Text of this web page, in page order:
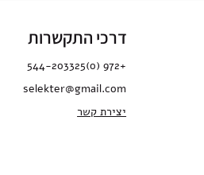
דרכי התקשרות
+972 (0)544-203325
selekter@gmail.com
יצירת קשר